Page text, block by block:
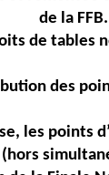
de la FFB.
de tables
des
les points